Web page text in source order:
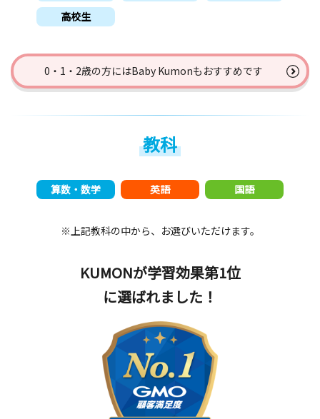
高校生
0・1・2歳の方にはBaby Kumonもおすすめです
教科
算数・数学 英語 国語
※上記教科の中から、お選びいただけます。
KUMONが学習効果第1位
に選ばれました！